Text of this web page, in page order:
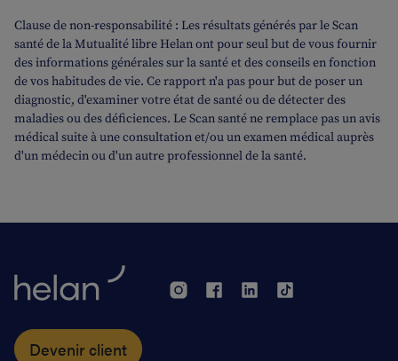
Clause de non-responsabilité : Les résultats générés par le Scan
santé de la Mutualité libre Helan ont pour seul but de vous fournir
des informations générales sur la santé et des conseils en fonction
de vos habitudes de vie. Ce rapport n'a pas pour but de poser un
diagnostic, d'examiner votre état de santé ou de détecter des
maladies ou des déficiences. Le Scan santé ne remplace pas un avis
médical suite à une consultation et/ou un examen médical auprès
d'un médecin ou d'un autre professionnel de la santé.
Devenir client